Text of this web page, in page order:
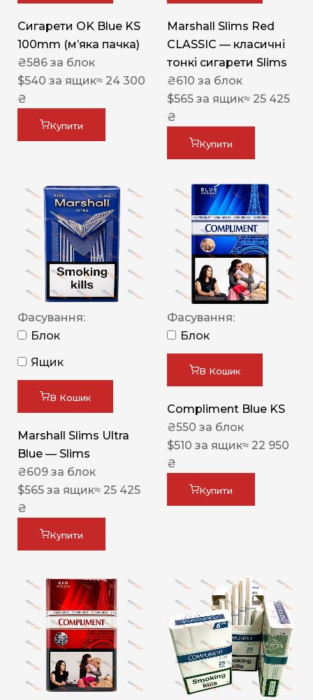
Сигарети OK Blue KS
100mm (м’яка пачка)
₴586 за блок
$540 за ящик≈ 24 300
₴
Купити
Marshall Slims Red
CLASSIC — класичні
тонкі сигарети Slims
₴610 за блок
$565 за ящик≈ 25 425
₴
Купити
Фасування:
Блок
Ящик
В Кошик
Marshall Slims Ultra
Blue — Slims
₴609 за блок
$565 за ящик≈ 25 425
₴
Купити
Фасування:
Блок
В Кошик
Compliment Blue KS
₴550 за блок
$510 за ящик≈ 22 950
₴
Купити